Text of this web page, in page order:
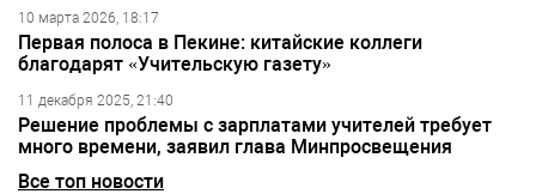
10 марта 2026, 18:17
Первая полоса в Пекине: китайские коллеги
благодарят «Учительскую газету»
11 декабря 2025, 21:40
Решение проблемы с зарплатами учителей требует
много времени, заявил глава Минпросвещения
Все топ новости